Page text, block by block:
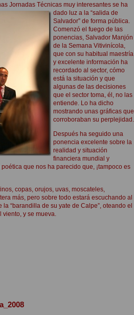
Jornadas Técnicas muy interesantes se ha
dado luz a la “salida de
Salvador” de forma pública.
Comenzó el fuego de las
ponencias, Salvador Manjón
de la Semana Vitivinícola,
que con su habitual maestría
y excelente información ha
recordado al sector, cómo
está la situación y que
algunas de las decisiones
que el sector toma, él, no las
entiende. Lo ha dicho
mostrando unas gráficas que
corroboraban su perplejidad.
Después ha seguido una
ponencia excelente sobre la
realidad y situación
financiera mundial y
que nos ha parecido que, ¡tampoco es
copas, orujos, uvas, moscateles,
más, pero sobre todo estará escuchando al
“barandilla de su yate de Calpe”, oteando el
viento, y se mueva.